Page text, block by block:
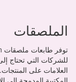
الملصقات
للشركات التي تحتاج
العلامات على